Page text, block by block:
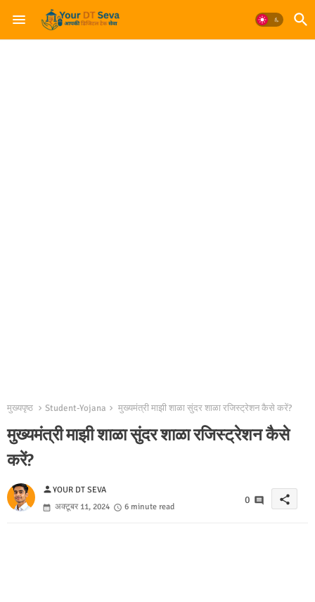
मुख्यपृष्ठ Student-Yojana मुख्यमंत्री माझी शाळा सुंदर शाळा रजिस्ट्रेशन कैसे करें?
मुख्यमंत्री माझी शाळा सुंदर शाळा रजिस्ट्रेशन कैसे
करें?
personYOUR DT SEVA
अक्टूबर 11, 2024
6 minute read
0 share